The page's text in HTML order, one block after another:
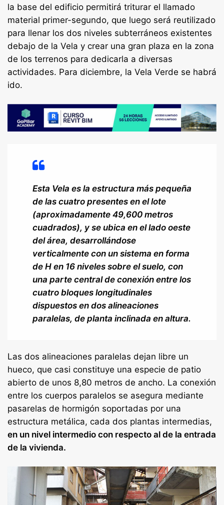
la base del edificio permitirá triturar el llamado
material primer-segundo, que luego será reutilizado
para llenar los dos niveles subterráneos existentes
debajo de la Vela y crear una gran plaza en la zona
de los terrenos para dedicarla a diversas
actividades. Para diciembre, la Vela Verde se habrá
ido.
Esta Vela es la estructura más pequeña
de las cuatro presentes en el lote
(aproximadamente 49,600 metros
cuadrados), y se ubica en el lado oeste
del área, desarrollándose
verticalmente con un sistema en forma
de H en 16 niveles sobre el suelo, con
una parte central de conexión entre los
cuatro bloques longitudinales
dispuestos en dos alineaciones
paralelas, de planta inclinada en altura.
Las dos alineaciones paralelas dejan libre un
hueco, que casi constituye una especie de patio
abierto de unos 8,80 metros de ancho. La conexión
entre los cuerpos paralelos se asegura mediante
pasarelas de hormigón soportadas por una
estructura metálica, cada dos plantas intermedias,
en un nivel intermedio con respecto al de la entrada
de la vivienda.